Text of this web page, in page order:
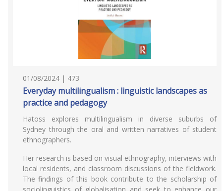
01/08/2024 | 473
Everyday multilingualism : linguistic landscapes as
practice and pedagogy
Hatoss explores multilingualism in diverse suburbs of
Sydney through the oral and written narratives of student
ethnographers.
Her research is based on visual ethnography, interviews with
local residents, and classroom discussions of the fieldwork.
The findings of this book contribute to the scholarship of